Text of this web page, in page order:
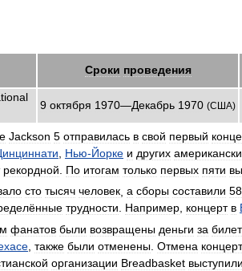
Сроки проведения
9 октября 1970—Декабрь 1970 (США)
Jackson 5 отправилась в свой первый
Нью-Йорке и других
рекордной По итогам только первых пяти
сто тысяч человек а сборы составили
трудности. Например, концерт в
фанатов были возвращены деньги за
также были отменены Отмена
организации Breadbasket выступили